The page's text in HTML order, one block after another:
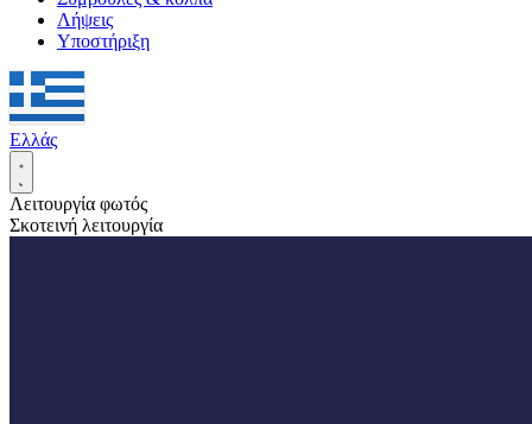
Λήψεις
Υποστήριξη
Ελλάς
Λειτουργία φωτός
Σκοτεινή λειτουργία